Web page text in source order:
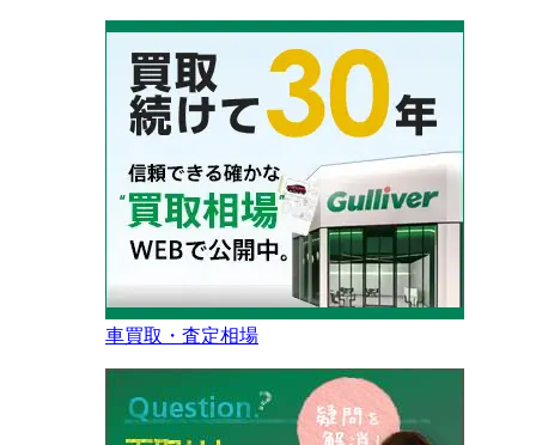
車買取・査定相場